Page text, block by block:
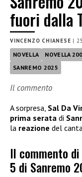
fuori dalla
VINCENZO CHIANESE |
NOVELLA NOVELLA
SANREMO 2025
Il commento
A sorpresa, Sal Da
prima serata di
la reazione del
Il commento
5 di Sanremo